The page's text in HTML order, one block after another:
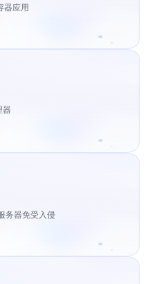
器应用
器
务器免受入侵